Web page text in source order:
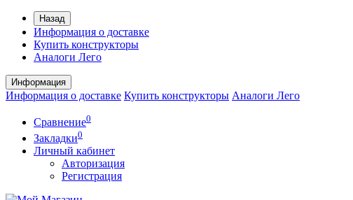
Назад
Информация о доставке
Купить конструкторы
Аналоги Лего
Информация
Информация о доставке Купить конструкторы Аналоги Лего
Сравнение0
Закладки0
Личный кабинет
Авторизация
Регистрация